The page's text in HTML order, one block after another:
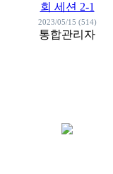
회 세션 2-1
2023/05/15 (514)
통합관리자